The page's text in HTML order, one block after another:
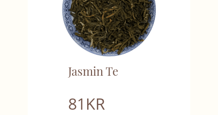
Jasmin Te
81 KR